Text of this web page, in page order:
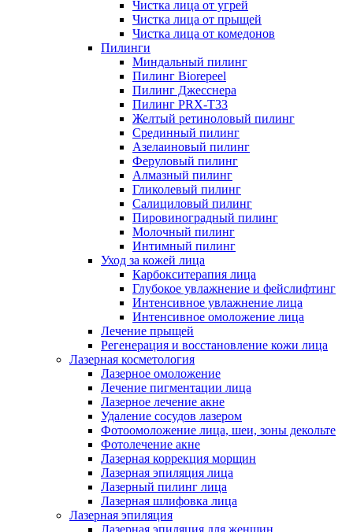
Чистка лица от угрей
Чистка лица от прыщей
Чистка лица от комедонов
Пилинги
Миндальный пилинг
Пилинг Biorepeel
Пилинг Джесснера
Пилинг PRX-T33
Желтый ретиноловый пилинг
Срединный пилинг
Азелаиновый пилинг
Феруловый пилинг
Алмазный пилинг
Гликолевый пилинг
Салициловый пилинг
Пировиноградный пилинг
Молочный пилинг
Интимный пилинг
Уход за кожей лица
Карбокситерапия лица
Глубокое увлажнение и фейслифтинг
Интенсивное увлажнение лица
Интенсивное омоложение лица
Лечение прыщей
Регенерация и восстановление кожи лица
Лазерная косметология
Лазерное омоложение
Лечение пигментации лица
Лазерное лечение акне
Удаление сосудов лазером
Фотоомоложение лица, шеи, зоны декольте
Фотолечение акне
Лазерная коррекция морщин
Лазерная эпиляция лица
Лазерный пилинг лица
Лазерная шлифовка лица
Лазерная эпиляция
Лазерная эпиляция для женщин